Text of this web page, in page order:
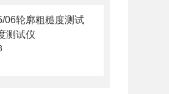
06轮廓粗糙度测试
测试仪